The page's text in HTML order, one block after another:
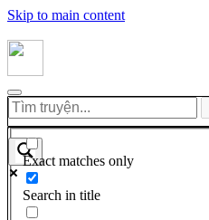
Skip to main content
Exact matches only
Search in title